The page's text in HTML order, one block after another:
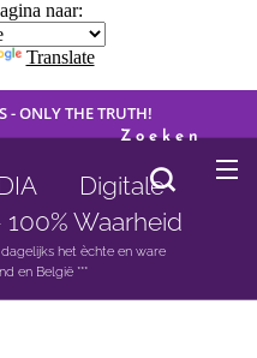
naar:
Translate
- ONLY THE TRUTH!
🟣 Digitale
Waarheid
het èchte en ware
en België ***
Zoeken